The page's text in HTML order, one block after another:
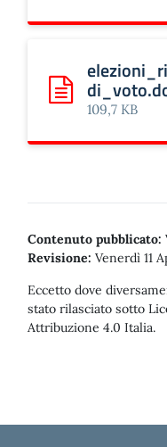
Scarica:109,7 KB
Contenuto pubblicato:
Revisione: Venerdì 11
Eccetto dove
stato rilasciato sotto
Attribuzione 4.0 Italia.